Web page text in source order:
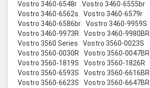
Vostro 3460-6548r
Vostro 3460-6555br
Vostro 3460-6562s
Vostro 3460-6579r
Vostro 3460-6586br
Vostro 3460-9959S
Vostro 3460-9973R
Vostro 3460-9980BR
Vostro 3560 Series
Vostro 3560-0023S
Vostro 3560-0030R
Vostro 3560-0047BR
Vostro 3560-1819S
Vostro 3560-1826R
Vostro 3560-6593S
Vostro 3560-6616BR
Vostro 3560-6623S
Vostro 3560-6647BR